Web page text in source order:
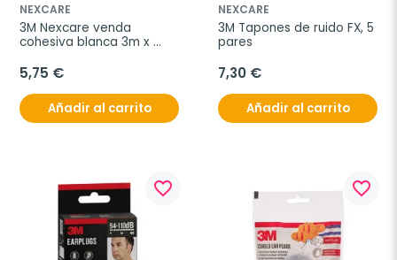
NEXCARE
3M Nexcare venda
cohesiva blanca 3m x
5,75 €
Añadir al carrito
NEXCARE
3M Tapones de ruido FX, 5
pares
7,30 €
Añadir al carrito
favorite_border favorite_border